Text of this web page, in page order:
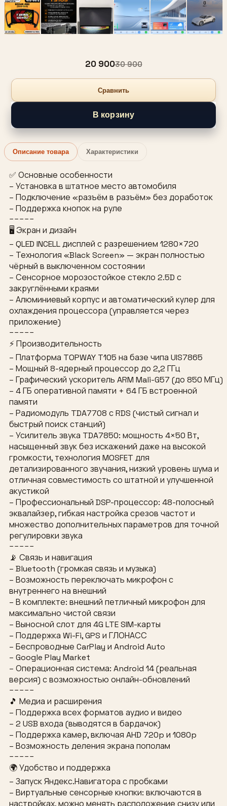
20 90030 900
Сравнить
В корзину
Описание товара Характеристики
✅ Основные особенности
– Установка в штатное место автомобиля
– Подключение «разъём в разъём» без доработок
– Поддержка кнопок на руле
−−−−−
🖥 Экран и дизайн
– QLED INCELL дисплей с разрешением 1280×720
– Технология «Black Screen» — экран полностью
чёрный в выключенном состоянии
– Сенсорное морозостойкое стекло 2.5D с
закруглёнными краями
– Алюминиевый корпус и автоматический кулер для
охлаждения процессора (управляется через
приложение)
−−−−−
⚡ Производительность
– Платформа TOPWAY T105 на базе чипа UIS7865
– Мощный 8-ядерный процессор до 2,2 ГГц
– Графический ускоритель ARM Mali-G57 (до 850 МГц)
– 4 ГБ оперативной памяти + 64 ГБ встроенной
памяти
– Радиомодуль TDA7708 с RDS (чистый сигнал и
быстрый поиск станций)
– Усилитель звука TDA7850: мощность 4×50 Вт,
насыщенный звук без искажений даже на высокой
громкости, технология MOSFET для
детализированного звучания, низкий уровень шума и
отличная совместимость со штатной и улучшенной
акустикой
– Профессиональный DSP-процессор: 48-полосный
эквалайзер, гибкая настройка срезов частот и
множество дополнительных параметров для точной
регулировки звука
−−−−−
📡 Связь и навигация
– Bluetooth (громкая связь и музыка)
– Возможность переключать микрофон с
внутреннего на внешний
– В комплекте: внешний петличный микрофон для
максимально чистой связи
– Выносной слот для 4G LTE SIM-карты
– Поддержка Wi-Fi, GPS и ГЛОНАСС
– Беспроводные CarPlay и Android Auto
– Google Play Market
– Операционная система: Android 14 (реальная
версия) с возможностью онлайн-обновлений
−−−−−
🎵 Медиа и расширения
– Поддержка всех форматов аудио и видео
– 2 USB входа (выводятся в бардачок)
– Поддержка камер, включая AHD 720p и 1080p
– Возможность деления экрана пополам
−−−−−
🌍 Удобство и поддержка
– Запуск Яндекс.Навигатора с пробками
– Виртуальные сенсорные кнопки: включаются в
настройках, можно менять расположение снизу или